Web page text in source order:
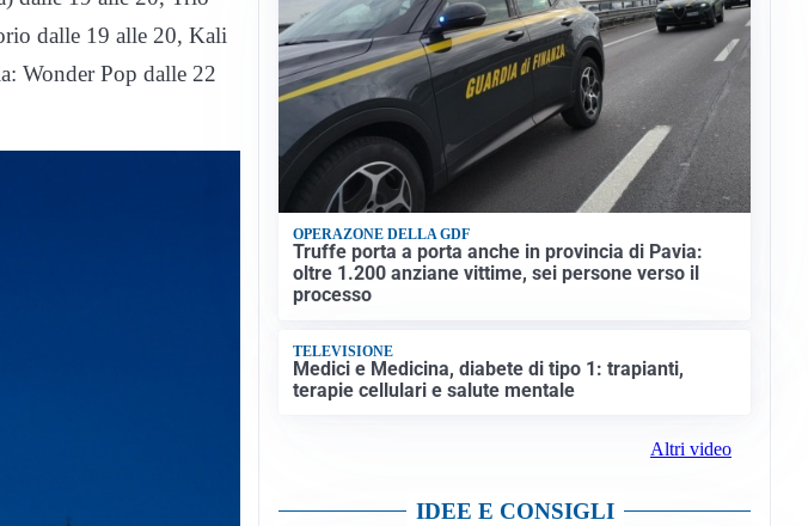
dalle 19 alle 20, Kali
Wonder Pop dalle 22
OPERAZONE DELLA GDF
Truffe porta a porta anche in provincia di Pavia:
oltre 1.200 anziane vittime, sei persone verso il
processo
TELEVISIONE
Medici e Medicina, diabete di tipo 1: trapianti,
terapie cellulari e salute mentale
Altri video
IDEE E CONSIGLI